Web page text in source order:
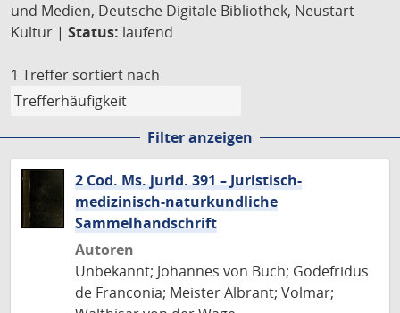
und Medien, Deutsche Digitale Bibliothek, Neustart
Kultur | Status: laufend
1 Treffer sortiert nach
Filter anzeigen
2 Cod. Ms. jurid. 391 – Juristisch-
medizinisch-naturkundliche
Sammelhandschrift
Autoren
Unbekannt; Johannes von Buch; Godefridus
de Franconia; Meister Albrant; Volmar;